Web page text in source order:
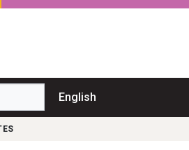
English